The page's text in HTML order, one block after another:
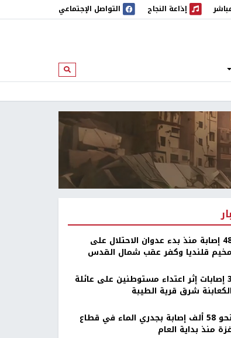
إذاعة النجاح
إذاعة النجاح التواصل الإجتماعي
ابحث
48 إصابة منذ بدء عدوان الاحتلال على
مخيم قلنديا وكفر عقب شمال القدس
‏3 إصابات إثر اعتداء مستوطنين على عائلة
الكعابنة شرق قرية الطيبة
نحو 58 ألف إصابة بجدري الماء في قطاع
غزة منذ بداية العام